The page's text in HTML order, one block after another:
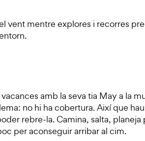
vent mentre explores i recorres
vacances amb la seva tia May a la
no hi ha cobertura. Així que
rebre-la. Camina, salta,
per aconseguir arribar al cim.